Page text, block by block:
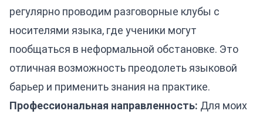
регулярно проводим разговорные клубы с
носителями языка, где ученики могут
пообщаться в неформальной обстановке. Это
отличная возможность преодолеть языковой
барьер и применить знания на практике.
Профессиональная направленность: Для моих